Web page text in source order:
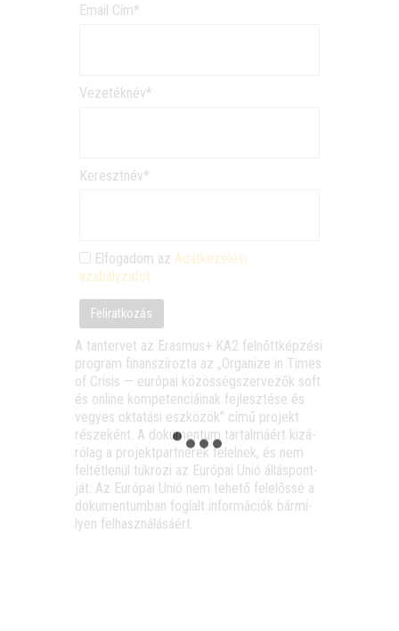
Email Cím*
Veze­ték­név*
Kereszt­név*
Elfo­ga­dom az Adat­ke­ze­lé­si
szabályzatot
A tan­ter­vet az Eras­mus+ KA2 fel­nőtt­kép­zé­si
prog­ram finan­szí­roz­ta az „Orga­ni­ze in Times
of Cris­is — euró­pai közös­ség­szer­ve­zők soft
és online kom­pe­ten­ci­á­i­nak fej­lesz­té­se és
vegyes okta­tá­si esz­kö­zök” című pro­jekt
része­ként. A doku­men­tum tar­tal­má­ért kizá­
ró­lag a pro­jekt­part­ne­rek felel­nek, és nem
fel­tét­le­nül tük­rö­zi az Euró­pai Unió állás­pont­
ját. Az Euró­pai Unió nem tehe­tő fele­lős­sé a
doku­men­tum­ban fog­lalt infor­má­ci­ók bár­mi­
lyen felhasználásáért.